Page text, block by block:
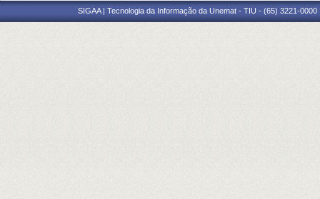
SIGAA | Tecnologia da Informação da Unemat - TIU - (65) 3221-